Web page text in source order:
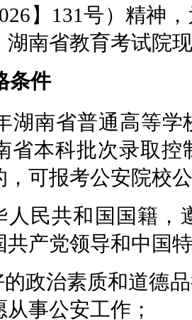
】131号）精神
湖南省教育考试院
条件
湖南省普通高等
省本科批次录取
，可报考公安院校
人民共和国国籍
共产党领导和中国
的政治素质和道德
事公安工作；